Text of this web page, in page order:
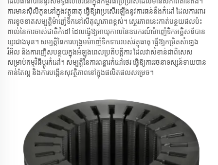
ការ​មាន​ស៊ីលីកូន​នៅ​ក្នុង​វត្ថុធាតុ ធ្វើ​ឱ្យ​វា​ប្រសើរ​ឡើង​នូវ​ការ​ធន់​នឹង​កំដៅ ដែល​ការពារ​
ការ​ខូច​ខាត​សម្បត្តិ​ម៉ាញ៉េទិក​នៅ​សីតុណ្ហភាព​ខ្ពស់។ ស្ថេរភាព​នេះ​កាត់​បន្ថយ​ផល​ប៉ះ
ពាល់​នៃ​ការ​ចាស់​ជាតិ​កំដៅ ដែល​ធ្វើ​ឱ្យ​អាយុ​កាល​នៃ​ឧបករណ៍​ម៉ាញ៉េទិក​អគ្គិសនី​បាន​
យូរ​ជាង​មុន។ សម្បត្តិ​នៃ​ការ​បង្រួម​ម៉ាញ៉េទិក​ទាប​របស់​វត្ថុធាតុ ធ្វើ​ឱ្យ​កម្រិត​សំឡេង​
រំអិល និង​ការ​ញើស​បន្ថយ​ក្នុង​អំឡុង​ពេល​ប្រតិបត្តិការ ដែល​វា​សំខាន់​ជាពិសេស​
សម្រាប់​កម្មវិធី​ប្តូរ​កំដៅ។ សម្បត្តិ​នៃ​ការ​ពន្លារ​កំដៅ​ថេរ ធ្វើ​ឱ្យ​ការ​រចនា​ទស្សន៍ទាយ​បាន​
កាន់​តែ​ល្អ និង​ការ​បង្កើន​សុវត្ថិភាព​នៅ​ក្នុង​ផលិតផល​សម្រេច។